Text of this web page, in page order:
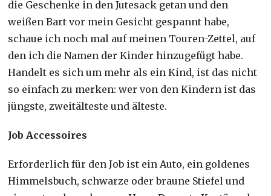
die Geschenke in den Jutesack getan und den
weißen Bart vor mein Gesicht gespannt habe,
schaue ich noch mal auf meinen Touren-Zettel, auf
den ich die Namen der Kinder hinzugefügt habe.
Handelt es sich um mehr als ein Kind, ist das nicht
so einfach zu merken: wer von den Kindern ist das
jüngste, zweitälteste und älteste.
Job Accessoires
Erforderlich für den Job ist ein Auto, ein goldenes
Himmelsbuch, schwarze oder braune Stiefel und